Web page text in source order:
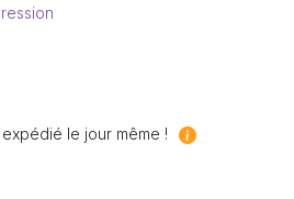
le jour même !